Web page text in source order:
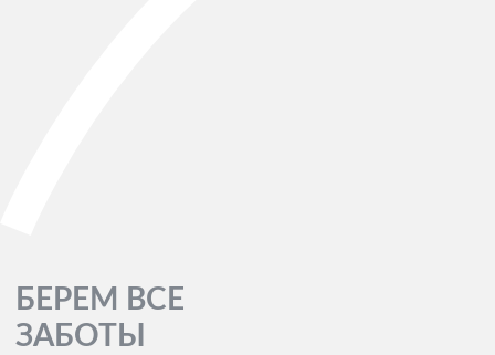
БЕРЕМ ВСЕ
ЗАБОТЫ